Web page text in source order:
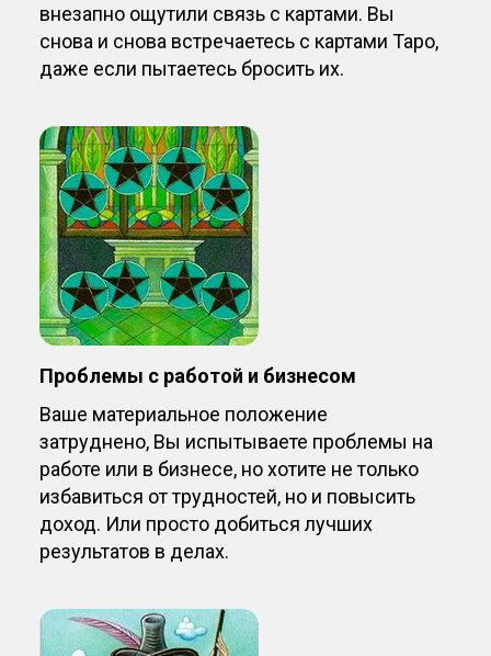
внезапно ощутили связь с картами. Вы
снова и снова встречаетесь с картами Таро,
даже если пытаетесь бросить их.
Проблемы с работой и бизнесом
Ваше материальное положение
затруднено, Вы испытываете проблемы на
работе или в бизнесе, но хотите не только
избавиться от трудностей, но и повысить
доход. Или просто добиться лучших
результатов в делах.